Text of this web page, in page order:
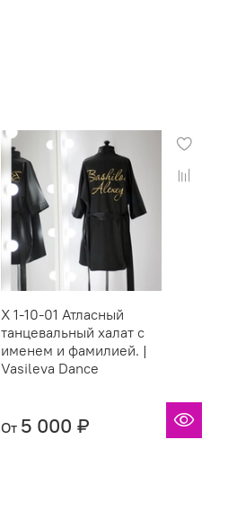
X 1-10-01 Атласный
танцевальный халат с
именем и фамилией. |
Vasileva Dance
От 5 000 ₽